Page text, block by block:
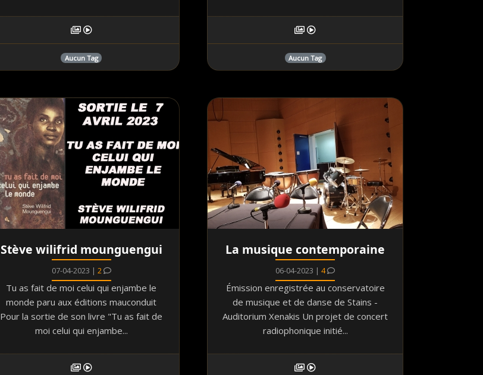
Aucun Tag Aucun Tag
Stève wilifrid mounguengui
07-04-2023 | 2
Tu as fait de moi celui qui enjambe le
monde paru aux éditions mauconduit
Pour la sortie de son livre "Tu as fait de
moi celui qui enjambe...
La musique contemporaine
06-04-2023 |4
Émission enregistrée au conservatoire
de musique et de danse de Stains -
Auditorium Xenakis Un projet de concert
radiophonique initié...